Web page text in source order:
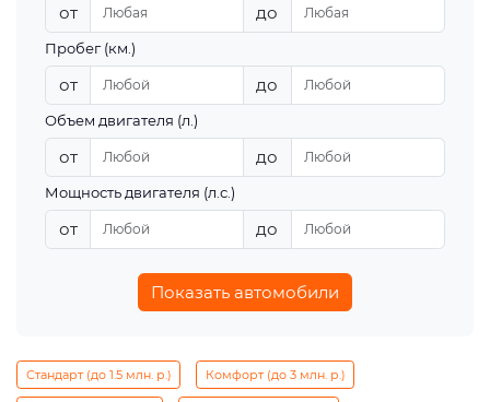
от до
Пробег (км.)
от до
Объем двигателя (л.)
от до
Мощность двигателя (л.с.)
от до
Показать автомобили
Стандарт (до 1.5 млн. р.) Комфорт (до 3 млн. р.)